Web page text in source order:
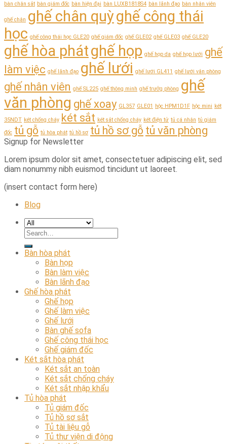
bàn chân sắt bàn giám đốc bàn hiện đại bàn LUXB1818S4 bàn lãnh đạo bàn nhân viên
ghế chân ghế chân quỳghế công thái
học ghế công thái học GLE20 ghế giám đốc ghế GLE02 ghế GLE03 ghế GLE20
ghế hòa phátghế họp ghế họp da ghế họp lưới ghế
làm việc ghế lãnh đạo ghế lưới ghế lưới GL411 ghế lưới văn phòng
ghế nhân viên ghế SL225 ghế thông minh ghế trưởg phòng ghế
văn phòng ghế xoay GL357 GLE01 hộc HPM1D1F hộc mini két
35NDT két chống cháy két sắt két sắt chống cháy két điện tử tủ cá nhân tủ giám
đốc tủ gỗ tủ hòa phát tủ hồ sơ tủ hồ sơ gỗ tủ văn phòng
Signup for Newsletter
Lorem ipsum dolor sit amet, consectetuer adipiscing elit, sed
diam nonummy nibh euismod tincidunt ut laoreet.
(insert contact form here)
Blog
Bàn hòa phát
Bàn họp
Bàn làm việc
Bàn lãnh đạo
Ghế hòa phát
Ghế họp
Ghế làm việc
Ghế lưới
Bàn ghế sofa
Ghế công thái học
Ghế giám đốc
Két sắt hòa phát
Két sắt an toàn
Két sắt chống cháy
Két sắt nhập khẩu
Tủ hòa phát
Tủ giám đốc
Tủ hồ sơ sắt
Tủ tài liệu gỗ
Tủ thư viện di động